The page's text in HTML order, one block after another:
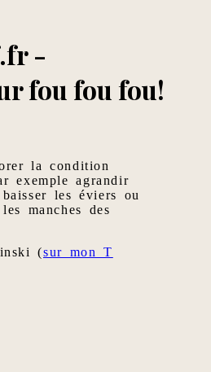
-
fou fou fou!
la condition
exemple agrandir
les éviers ou
manches des
(sur mon T